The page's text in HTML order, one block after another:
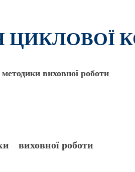
методики виховної роботи
виховної роботи